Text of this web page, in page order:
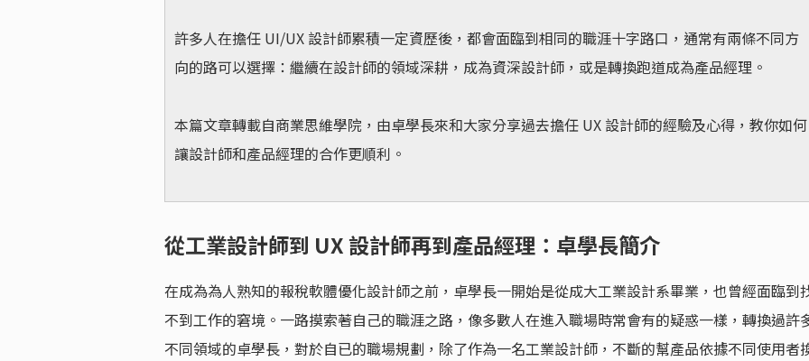
許多人在擔任 UI/UX 設計師累積一定資歷後，都會面臨到相同的職涯十字路口，通常有兩條不同方
向的路可以選擇：繼續在設計師的領域深耕，成為資深設計師，或是轉換跑道成為產品經理。
本篇文章轉載自商業思維學院，由卓學長來和大家分享過去擔任 UX 設計師的經驗及心得，教你如何
讓設計師和產品經理的合作更順利。
從工業設計師到 UX 設計師再到產品經理：卓學長簡介
在成為為人熟知的報稅軟體優化設計師之前，卓學長一開始是從成大工業設計系畢業，也曾經面臨到
不到工作的窘境。一路摸索著自己的職涯之路，像多數人在進入職場時常會有的疑惑一樣，轉換過許
不同領域的卓學長，對於自已的職場規劃，除了作為一名工業設計師，不斷的幫產品依據不同使用者